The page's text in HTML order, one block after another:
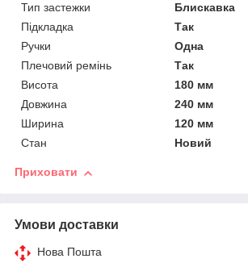
Тип застежки
Блискавка
Підкладка
Так
Ручки
Одна
Плечовий ремінь
Так
Висота
180 мм
Довжина
240 мм
Ширина
120 мм
Стан
Новий
Приховати
Умови доставки
Нова Пошта